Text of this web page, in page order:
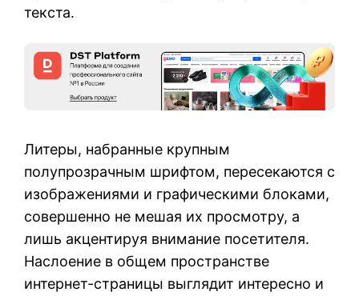
текста.
Литеры, набранные крупным
полупрозрачным шрифтом, пересекаются с
изображениями и графическими блоками,
совершенно не мешая их просмотру, а
лишь акцентируя внимание посетителя.
Наслоение в общем пространстве
интернет-страницы выглядит интересно и